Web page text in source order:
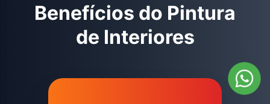
Benefícios do Pintura
de Interiores